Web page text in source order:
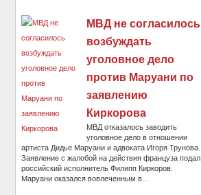
МВД не согласилось
возбуждать
уголовное дело
против Маруани по
заявлению
Киркорова
МВД отказалось заводить
уголовное дело в отношении
артиста Дидье Маруани и адвоката Игоря Трунова.
Заявление с жалобой на действия француза подал
российский исполнитель Филипп Киркоров.
Маруани оказался вовлеченным в...